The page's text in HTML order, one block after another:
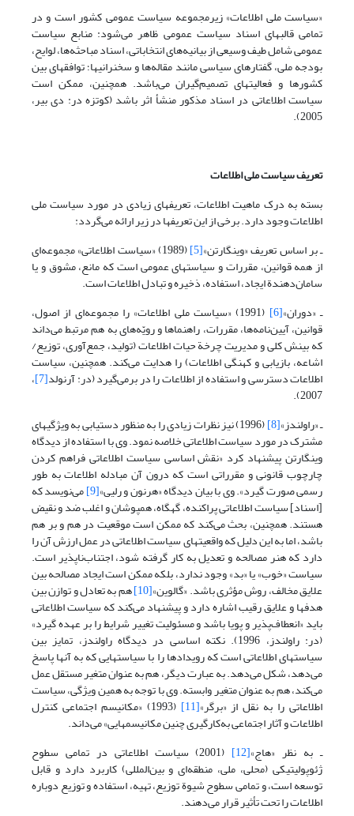
«سیاست ملی اطلاعات» زیرمجموعه سیاست عمومی کشور است و در
تمامی قالبهای اسناد سیاست عمومی ظاهر می‌شود: منابع سیاست
عمومی شامل طیف وسیعی از بیانیه‌های انتخاباتی، اسناد مباحثه‌ها، لوایح،
بودجه ملی، گفتارهای سیاسی مانند مقاله‌ها و سخنرانیها؛ توافقهای بین
کشورها و فعالیتهای تصمیم‌گیران می‌باشد. همچنین، ممکن است
سیاست اطلاعاتی در اسناد مذکور منشأ اثر باشد (کوتزه در: دی بیر،
2005).
تعریف سیاست ملی اطلاعات
بسته به درک ماهیت اطلاعات، تعریفهای زیادی در مورد سیاست ملی
اطلاعات وجود دارد. برخی از این تعریفها در زیر ارائه می‌گردد:
ـ بر اساس تعریف «وینگارتن»[5] (1989) «سیاست اطلاعاتی» مجموعه‌ای
از همه قوانین، مقررات و سیاستهای عمومی است که مانع، مشوق و یا
سامان‌دهندة ایجاد، استفاده، ذخیره و تبادل اطلاعات است.
ـ «دوران»[6] (1991) «سیاست ملی اطلاعات» را مجموعه‌ای از اصول،
قوانین، آیین‌نامه‌ها، مقررات، راهنماها و رویّه‌های به هم مرتبط می‌داند
که بینش کلی و مدیریت چرخة حیات اطلاعات (تولید، جمع‌آوری، توزیع/
اشاعه، بازیابی و کهنگی اطلاعات) را هدایت می‌کند. همچنین، سیاست
اطلاعات دسترسی و استفاده از اطلاعات را در برمی‌گیرد (در: آرنولد[7] ،
2007).
ـ «راولندز»[8] (1996) نیز نظرات زیادی را به منظور دستیابی به ویژگیهای
مشترک در مورد سیاست اطلاعاتی خلاصه نمود. وی با استفاده از دیدگاه
وینگارتن پیشنهاد کرد «نقش اساسی سیاست اطلاعاتی فراهم کردن
چارچوب قانونی و مقرراتی است که درون آن مبادله اطلاعات به طور
رسمی صورت گیرد». وی با بیان دیدگاه «هرنون و رلیی»[9] می‌نویسد که
[اسناد] سیاست اطلاعاتی پراکنده، گهگاه، همپوشان و اغلب ضد و نقیض
هستند. همچنین، بحث می‌کند که ممکن است موقعیت در هم و بر هم
باشد، اما به این دلیل که واقعیتهای سیاست اطلاعاتی در عمل ارزش آن را
دارد که هنر مصالحه و تعدیل به کار گرفته شود، اجتناب‌ناپذیر است.
سیاست «خوب» یا «بد» وجود ندارد، بلکه ممکن است ایجاد مصالحه بین
علایق مخالف، روش مؤثری باشد. «گالوین»[10] هم به تعادل و توازن بین
هدفها و علایق رقیب اشاره دارد و پیشنهاد می‌کند که سیاست اطلاعاتی
باید «انعطاف‌پذیر و پویا باشد و مسئولیت تغییر شرایط را بر عهده گیرد»
(در: راولندز، 1996). نکته اساسی در دیدگاه راولندز، تمایز بین
سیاستهای اطلاعاتی است که رویدادها را با سیاستهایی که به آنها پاسخ
می‌دهد، شکل می‌دهد. به عبارت دیگر، هم به عنوان متغیر مستقل عمل
می‌کند، هم به عنوان متغیر وابسته. وی با توجه به همین ویژگی، سیاست
اطلاعاتی را به نقل از «برگر»[11] (1993) «مکانیسم اجتماعی کنترل
اطلاعات و آثار اجتماعی به‌کارگیری چنین مکانیسمهایی» می‌داند.
ـ به نظر «هاج»[12] (2001) سیاست اطلاعاتی در تمامی سطوح
ژئوپولیتیکی (محلی، ملی، منطقه‌ای و بین‌المللی) کاربرد دارد و قابل
توسعه است، و تمامی سطوح شیوة توزیع، تهیه، استفاده و توزیع دوباره
اطلاعات را تحت تأثیر قرار می‌دهند.